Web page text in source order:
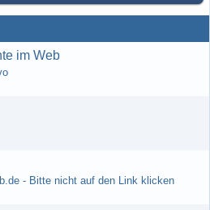
im Web
- Bitte nicht auf den Link klicken